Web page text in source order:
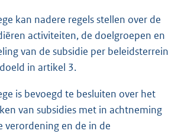
kan nadere regels stellen over de
activiteiten, de doelgroepen en
van de subsidie per beleidsterrein
in artikel 3.
is bevoegd te besluiten over het
van subsidies met in achtneming
verordening en de in de